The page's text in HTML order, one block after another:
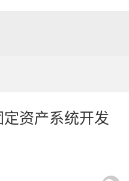
资产系统开发